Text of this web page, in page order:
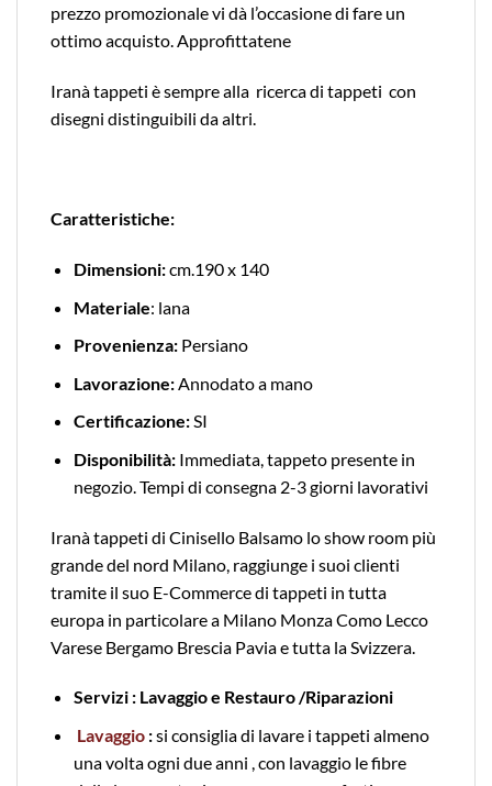
prezzo promozionale vi dà l’occasione di fare un
ottimo acquisto. Approfittatene
Iranà tappeti è sempre alla ricerca di tappeti con
disegni distinguibili da altri.
Caratteristiche:
Dimensioni:cm.190 x 140
Materiale: lana
Provenienza: Persiano
Lavorazione: Annodato a mano
Certificazione:SI
Disponibilità:Immediata, tappeto presente in
negozio. Tempi di consegna 2-3 giorni lavorativi
Iranà tappeti di Cinisello Balsamo lo show room più
grande del nord Milano, raggiunge i suoi clienti
tramite il suo E-Commerce di tappeti in tutta
europa in particolare a Milano Monza Como Lecco
Varese Bergamo Brescia Pavia e tutta la Svizzera.
Servizi : Lavaggio e Restauro /Riparazioni
Lavaggio:si consiglia di lavare i tappeti almeno
una volta ogni due anni , con lavaggio le fibre